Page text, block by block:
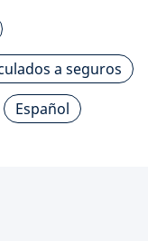
a seguros
Español